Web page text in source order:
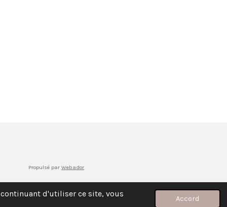
d'utiliser ce site, vous
Accord
Propulsé par Webador